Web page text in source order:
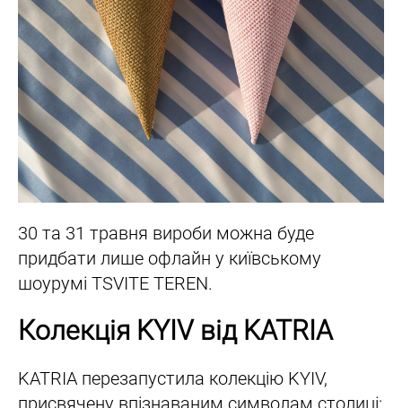
30 та 31 травня вироби можна буде
придбати лише офлайн у київському
шоурумі TSVITE TEREN.
Колекція KYIV від KATRIA
KATRIA перезапустила колекцію KYIV,
присвячену впізнаваним символам столиці: